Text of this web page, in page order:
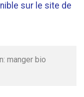
sur le site de
manger bio